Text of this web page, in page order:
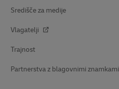
Središče za medije
Vlagatelji
Trajnost
Partnerstva z blagovnimi znamkami